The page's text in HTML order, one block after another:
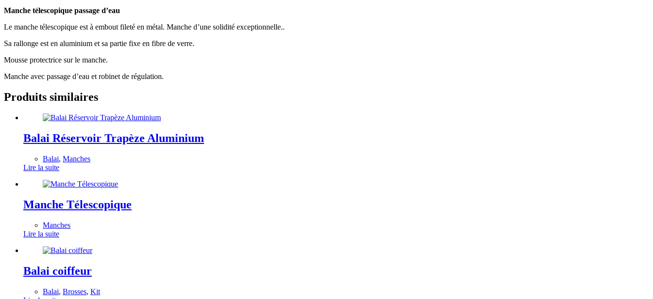
Manche télescopique passage d’eau
Le manche télescopique est à embout fileté en métal. Manche d’une solidité exceptionnelle..
Sa rallonge est en aluminium et sa partie fixe en fibre de verre.
Mousse protectrice sur le manche.
Manche avec passage d’eau et robinet de régulation.
Produits similaires
Balai Réservoir Trapèze Aluminium
Balai, Manches
Lire la suite
Manche Télescopique
Manches
Lire la suite
Balai coiffeur
Balai, Brosses, Kit